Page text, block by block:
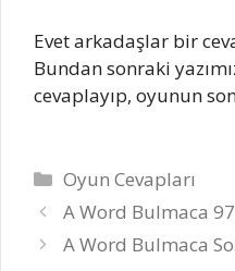
Evet arkadaşlar bir
Bundan sonraki
cevaplayıp, oyunun
Kategoriler
Oyun Cevapları
A Word Bulmaca
A Word Bulmaca